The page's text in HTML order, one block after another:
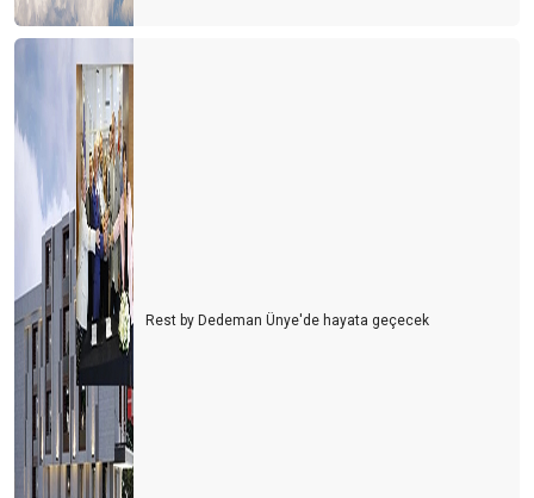
Rest by Dedeman Ünye'de hayata geçecek